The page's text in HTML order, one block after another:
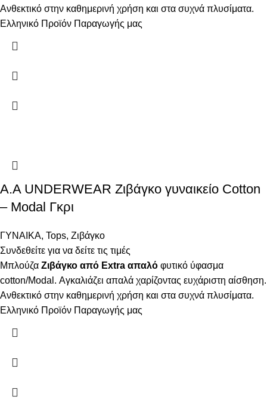
Ανθεκτικό στην καθημερινή χρήση και στα συχνά πλυσίματα.
Ελληνικό Προϊόν Παραγωγής μας
Α.A UNDERWEAR Ζιβάγκο γυναικείο Cotton
– Modal Γκρι
ΓΥΝΑΙΚΑ, Tops, Ζιβάγκο
Συνδεθείτε για να δείτε τις τιμές
Μπλούζα Ζιβάγκο από Extra απαλό φυτικό ύφασμα
cotton/Modal. Αγκαλιάζει απαλά χαρίζοντας ευχάριστη αίσθηση.
Ανθεκτικό στην καθημερινή χρήση και στα συχνά πλυσίματα.
Ελληνικό Προϊόν Παραγωγής μας